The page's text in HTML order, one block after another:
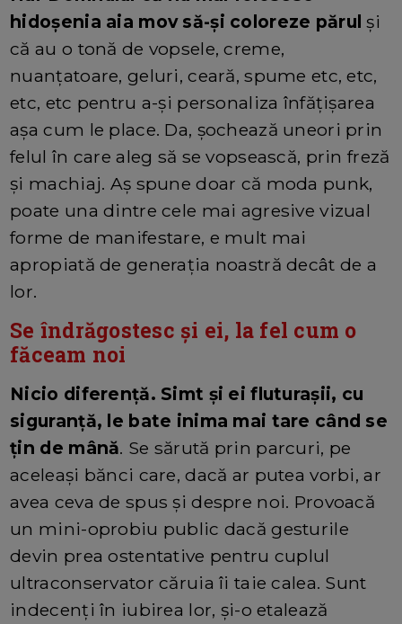
hidoșenia aia mov să-și coloreze părulși
că au o tonă de vopsele, creme,
nuanțatoare, geluri, ceară, spume etc, etc,
etc, etc pentru a-și personaliza înfățișarea
așa cum le place. Da, șochează uneori prin
felul în care aleg să se vopsească, prin freză
și machiaj. Aș spune doar că moda punk,
poate una dintre cele mai agresive vizual
forme de manifestare, e mult mai
apropiată de generația noastră decât de a
lor.
Se îndrăgostesc și ei, la fel cum o
făceam noi
Nicio diferență. Simt și ei fluturașii, cu
siguranță, le bate inima mai tare când se
țin de mână. Se sărută prin parcuri, pe
aceleași bănci care, dacă ar putea vorbi, ar
avea ceva de spus și despre noi. Provoacă
un mini-oprobiu public dacă gesturile
devin prea ostentative pentru cuplul
ultraconservator căruia îi taie calea. Sunt
indecenți în iubirea lor, și-o etalează